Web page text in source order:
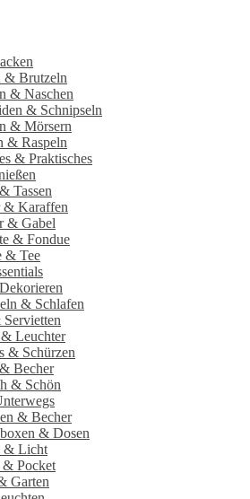
& Brutzeln
& Naschen
& Schnipseln
& Mörsern
& Raspeln
& Praktisches
Tassen
& Karaffen
& Gabel
& Fondue
& Tee
& Schlafen
Servietten
& Leuchter
& Schürzen
Becher
& Schön
& Becher
& Dosen
& Licht
& Pocket
Garten